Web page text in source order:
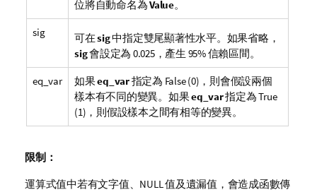
位將自動命名為Value。
sig 可在sig中指定雙尾顯著性水平。如果省略，
sig會設定為 0.025，產生 95% 信賴區間。
eq_var 如果eq_var指定為 False(0)，則會假設兩個
樣本有不同的變異。如果eq_var指定為True
(1)，則假設樣本之間有相等的變異。
限制：
運算式值中若有文字值、 NULL值及遺漏值，會造成函數傳